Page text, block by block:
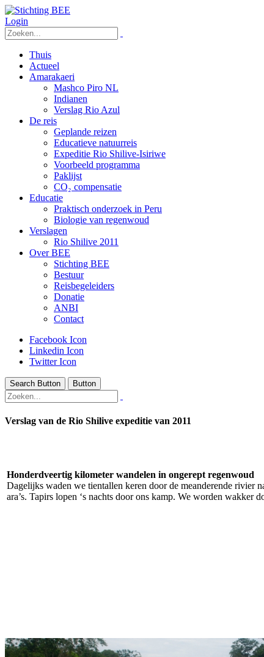
Login
Thuis
Actueel
Amarakaeri
Mashco Piro NL
Indianen
Verslag Rio Azul
De reis
Geplande reizen
Educatieve natuurreis
Expeditie Rio Shilive-Isiriwe
Voorbeeld programma
Paklijst
CO₂ compensatie
Educatie
Praktisch onderzoek in Peru
Biologie van regenwoud
Verslagen
Rio Shilive 2011
Over BEE
Stichting BEE
Bestuur
Reisbegeleiders
Donatie
ANBI
Contact
Facebook Icon
Linkedin Icon
Twitter Icon
Search Button Button
Verslag van de Rio Shilive expeditie van 2011
Honderdveertig kilometer wandelen in ongerept regenwoud
Dagelijks waden we tientallen keren door de meanderende rivier
ara’s. Tapirs lopen ‘s nachts door ons kamp. We worden wakker